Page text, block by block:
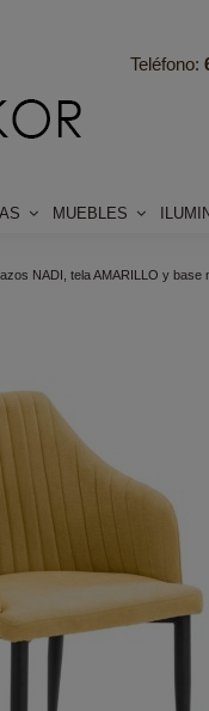
Teléfono:
MUEBLES
NADI, tela AMARILLO y base